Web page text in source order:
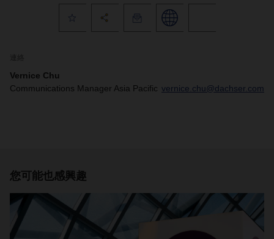
Vernice Chu
Communications Manager Asia Pacific vernice.chu@dachser.com
您可能也感興趣